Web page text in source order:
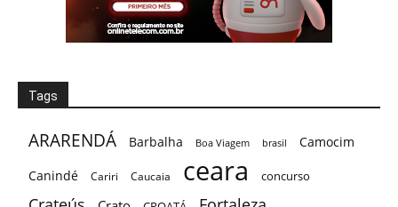
Tags
ARARENDÁ Barbalha Boa Viagem brasil
Camocim
Canindé
Cariri Caucaia ceara concurso